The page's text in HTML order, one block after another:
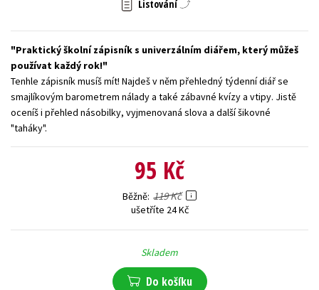
Všechny tituly
Listování
Praktický školní zápisník s univerzálním diářem, který můžeš
používat každý rok!
Tenhle zápisník musíš mít! Najdeš v něm přehledný týdenní diář se
smajlíkovým barometrem nálady a také zábavné kvízy a vtipy. Jistě
oceníš i přehled násobilky, vyjmenovaná slova a další šikovné
"taháky".
95 Kč
Běžně 119 Kč
ušetříte 24 Kč
Skladem
Do košíku